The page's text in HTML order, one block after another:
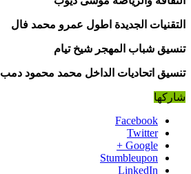
التقنيات الجديدة اطول عمرو محمد فال
تنسيق شباب المهجر شيخ تيام
تنسيق اتحاديات الداخل محمد محمود دمب
شاركها
Facebook
Twitter
Google +
Stumbleupon
LinkedIn